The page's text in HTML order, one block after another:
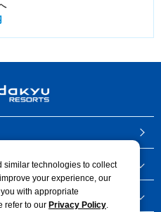
similar technologies to collect
your experience, our
with appropriate
refer to our Privacy Policy.